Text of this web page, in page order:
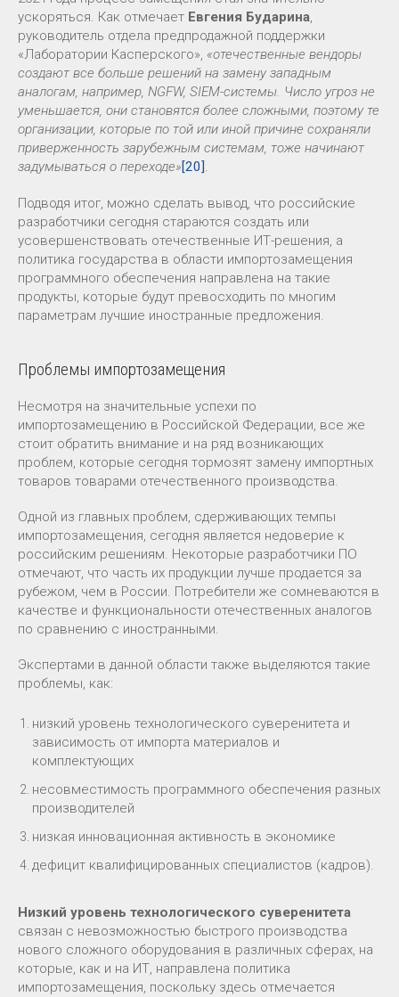
ускоряться. Как отмечает Евгения Бударина,
руководитель отдела предпродажной поддержки
«Лаборатории Касперского», «отечественные вендоры
создают все больше решений на замену западным
аналогам, например, NGFW, SIEM-системы. Число угроз не
уменьшается, они становятся более сложными, поэтому те
организации, которые по той или иной причине сохраняли
приверженность зарубежным системам, тоже начинают
задумываться о переходе»[20] .
Подводя итог, можно сделать вывод, что российские
разработчики сегодня стараются создать или
усовершенствовать отечественные ИТ-решения, а
политика государства в области импортозамещения
программного обеспечения направлена на такие
продукты, которые будут превосходить по многим
параметрам лучшие иностранные предложения.
Проблемы импортозамещения
Несмотря на значительные успехи по
импортозамещению в Российской Федерации, все же
стоит обратить внимание и на ряд возникающих
проблем, которые сегодня тормозят замену импортных
товаров товарами отечественного производства.
Одной из главных проблем, сдерживающих темпы
импортозамещения, сегодня является недоверие к
российским решениям. Некоторые разработчики ПО
отмечают, что часть их продукции лучше продается за
рубежом, чем в России. Потребители же сомневаются в
качестве и функциональности отечественных аналогов
по сравнению с иностранными.
Экспертами в данной области также выделяются такие
проблемы, как:
низкий уровень технологического суверенитета и
зависимость от импорта материалов и
комплектующих
несовместимость программного обеспечения разных
производителей
низкая инновационная активность в экономике
дефицит квалифицированных специалистов (кадров).
Низкий уровень технологического суверенитета
связан с невозможностью быстрого производства
нового сложного оборудования в различных сферах, на
которые, как и на ИТ, направлена политика
импортозамещения, поскольку здесь отмечается